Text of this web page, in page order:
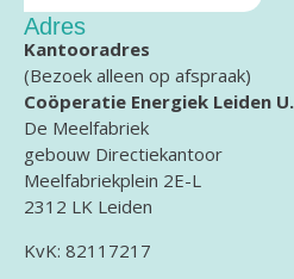
Adres
Kantooradres
(Bezoek alleen op afspraak)
Coöperatie Energiek Leiden
De Meelfabriek
gebouw Directiekantoor
Meelfabriekplein 2E-L
2312 LK Leiden
KvK: 82117217